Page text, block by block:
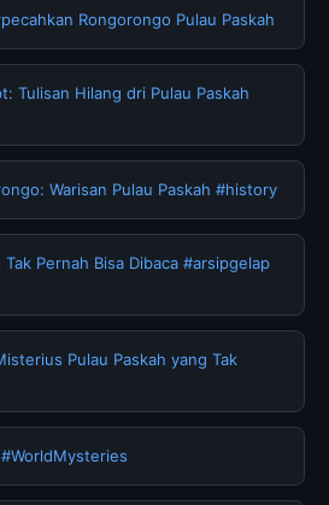
Rongorongo Pulau Paskah
Tulisan Hilang dri Pulau Paskah
Warisan Pulau Paskah #history
Pernah Bisa Dibaca #arsipgelap
Pulau Paskah yang Tak